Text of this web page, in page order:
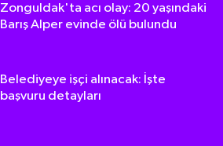
Zonguldak'ta acı olay: 20 yaşındaki
Barış Alper evinde ölü bulundu
Belediyeye işçi alınacak: İşte
başvuru detayları